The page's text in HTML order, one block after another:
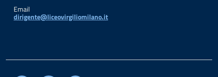
Email
dirigente@liceovirgiliomilano.it